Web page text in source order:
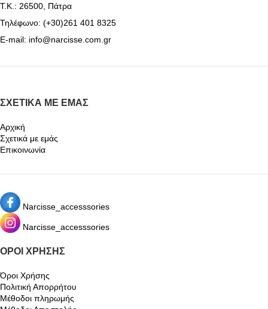
Τ.Κ.: 26500, Πάτρα
Τηλέφωνο: (+30)261 401 8325
E-mail: info@narcisse.com.gr
ΣΧΕΤΙΚΆ ΜΕ ΕΜΆΣ
Αρχική
Σχετικά με εμάς
Επικοινωνία
Narcisse_accesssories
Narcisse_accesssories
ΌΡΟΙ ΧΡΉΣΗΣ
Όροι Χρήσης
Πολιτική Απορρήτου
Μέθοδοι πληρωμής